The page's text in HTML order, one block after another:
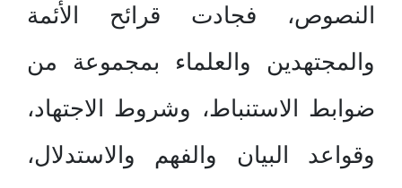
النصوص، فجادت قرائح الأئمة
والمجتهدين والعلماء بمجموعة من
ضوابط الاستنباط، وشروط الاجتهاد،
وقواعد البيان والفهم والاستدلال،